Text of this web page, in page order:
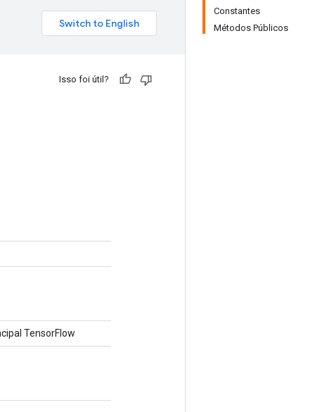
Constantes
Métodos Públicos
Isso foi útil?
TensorFlow